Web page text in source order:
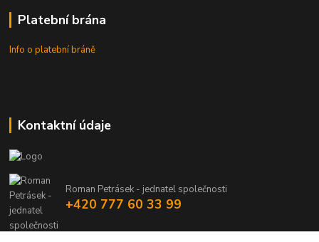
Platební brána
Info o platební bráně
Kontaktní údaje
Roman Petrásek - jednatel společnosti
+420 777 60 33 99